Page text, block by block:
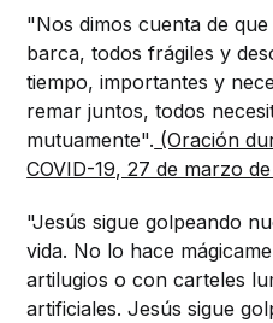
"Nos dimos cuenta de
barca, todos frágiles y
tiempo, importantes y
remar juntos, todos
mutuamente". (Oración
COVID-19, 27 de marzo
"Jesús sigue golpeando
vida. No lo hace
artilugios o con carteles
artificiales. Jesús sigue